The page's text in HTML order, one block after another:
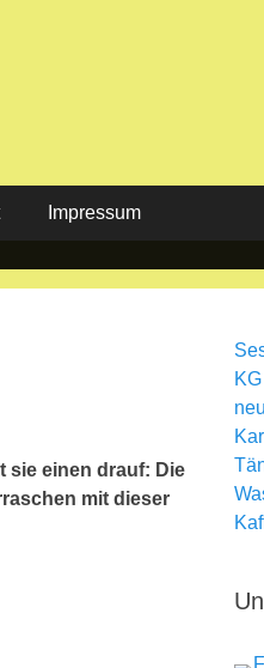
Impressum
I.
sie einen drauf: Die
mit dieser